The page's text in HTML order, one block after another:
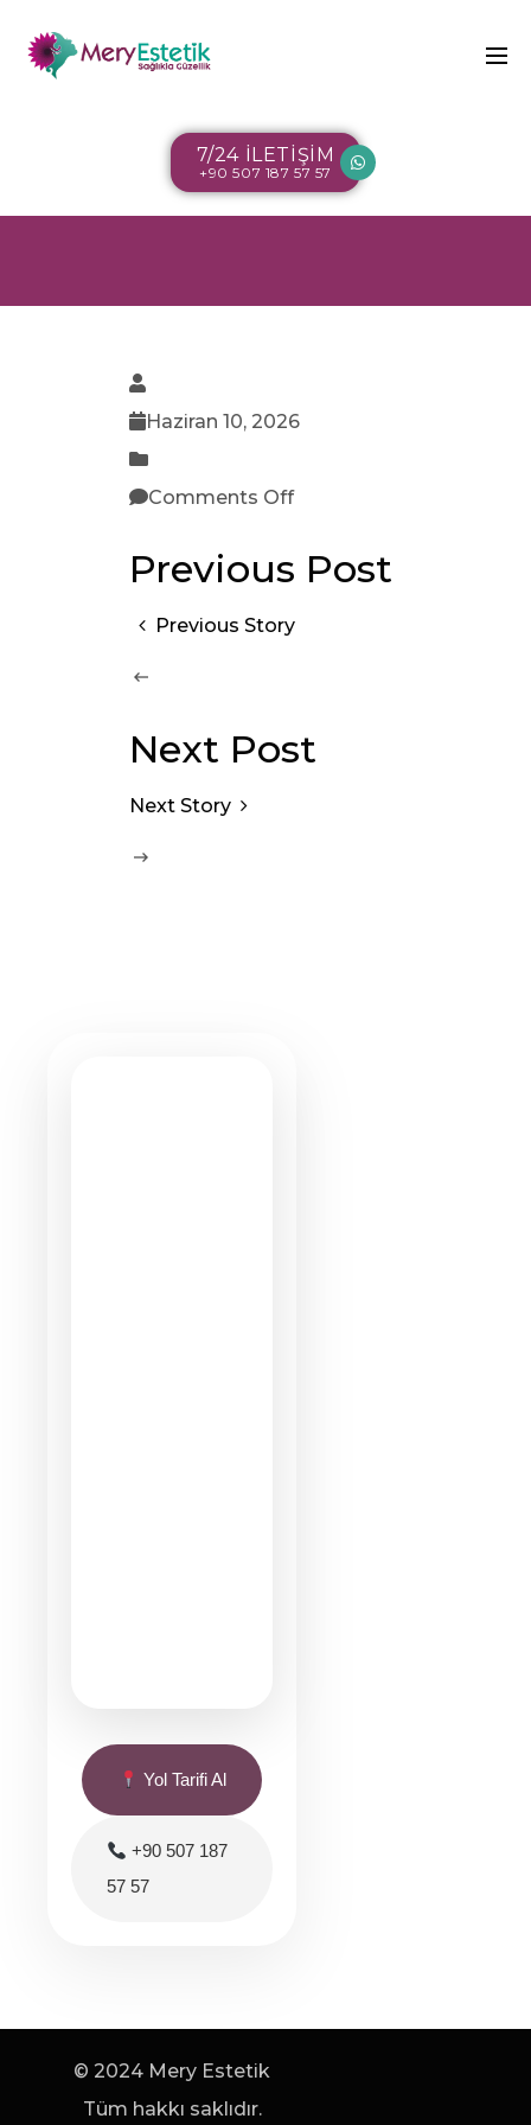
7/24 İLETİŞİM
+90 507 187 57 57
Haziran 10, 2026
Comments Off
Previous Post
Previous Story
Next Post
Next Story
Yol Tarifi Al
+90 507 187
57 57
© 2024 Mery Estetik
Tüm hakkı saklıdır.